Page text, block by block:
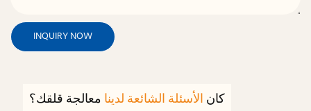
INQUIRY NOW
كان الأسئلة الشائعة لدينا معالجة قلقك؟